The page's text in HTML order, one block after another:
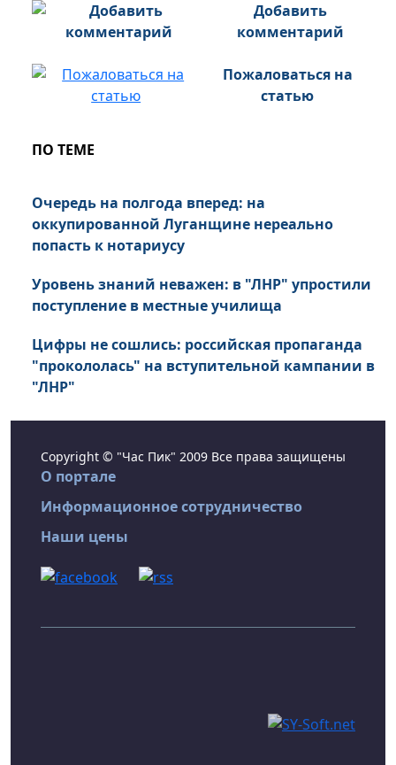
Добавить
комментарий
Пожаловаться на
статью
ПО ТЕМЕ
Очередь на полгода вперед: на
оккупированной Луганщине нереально
попасть к нотариусу
Уровень знаний неважен: в "ЛНР" упростили
поступление в местные училища
Цифры не сошлись: российская пропаганда
"прокололась" на вступительной кампании в
"ЛНР"
Copyright © "Час Пик" 2009 Все права защищены
О портале
Информационное сотрудничество
Наши цены